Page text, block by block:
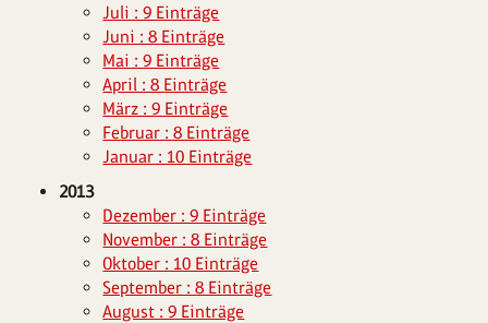
Juli : 9 Einträge
Juni : 8 Einträge
Mai : 9 Einträge
April : 8 Einträge
März : 9 Einträge
Februar : 8 Einträge
Januar : 10 Einträge
2013
Dezember : 9 Einträge
November : 8 Einträge
Oktober : 10 Einträge
September : 8 Einträge
August : 9 Einträge